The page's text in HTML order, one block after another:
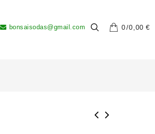
0 0,00€
bonsaisodas@gmail.com